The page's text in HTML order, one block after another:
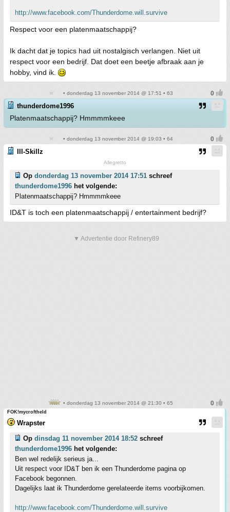
http://www.facebook.com/Thunderdome.will.survive
Respect voor een platenmaatschappij?
Ik dacht dat je topics had uit nostalgisch verlangen. Niet uit
respect voor een bedrijf. Dat doet een beetje afbraak aan je
hobby, vind ik.
• donderdag 13 november 2014 @ 17:51 • 63
thunderdome1996
Platenmaatschappij? Hmmmmkeee
• donderdag 13 november 2014 @ 19:03 • 64
Ill-Skillz
Allegretto
Op donderdag 13 november 2014 17:51 schreef
thunderdome1996 het volgende:
Platenmaatschappij? Hmmmmkeee
ID&T is toch een platenmaatschappij / entertainment bedrijf?
▼ Advertentie door Refinery89
• donderdag 13 november 2014 @ 21:30 • 65
FOK!mycroftheld
Wrapster
Op dinsdag 11 november 2014 18:52 schreef
thunderdome1996 het volgende:
Ben wel redelijk serieus ja...
Uit respect voor ID&T ben ik een Thunderdome pagina op
Facebook begonnen.
Dagelijks laat ik Thunderdome gerelateerde items voorbijkomen.
http://www.facebook.com/Thunderdome.will.survive